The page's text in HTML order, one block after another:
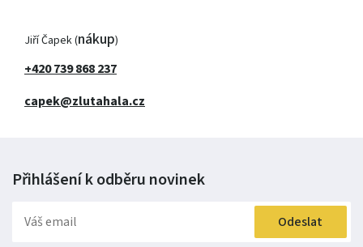
Jiří Čapek (nákup)
+420 739 868 237
capek@zlutahala.cz
Přihlášení k odběru novinek
Odeslat